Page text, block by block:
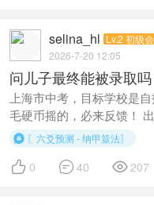
selina_hl Lv.2 初级
2026-7-20 12:05
问儿子最终能被录取吗
上海市中考，目标学校是
毛硬币摇的，必来反馈！
 〖六爻预测 - 纳甲筮法〗
 0  40  207